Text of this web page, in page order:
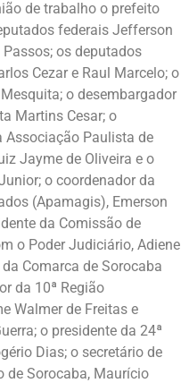
de trabalho o prefeito
federais Jefferson
os deputados
Cezar e Raul Marcelo; o
o desembargador
Martins Cesar; o
Associação Paulista de
Jayme de Oliveira e o
o coordenador da
(Apamagis), Emerson
da Comissão de
o Poder Judiciário, Adiene
Comarca de Sorocaba
da 10ª Região
Walmer de Freitas e
o presidente da 24ª
Dias; o secretário de
de Sorocaba, Maurício